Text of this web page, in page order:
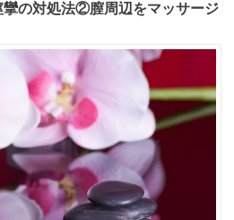
攣の対処法②膣周辺をマッサージ